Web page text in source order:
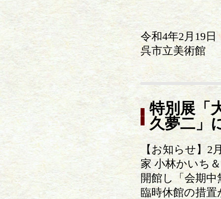
令和4年2月19日
呉市立美術館
特別展「
久夢二」
【お知らせ】2
家 小林かいち
開館し「会期
臨時休館の措